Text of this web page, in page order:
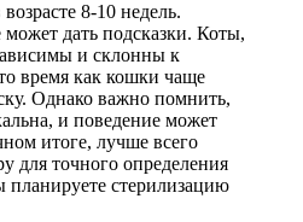
8-10 недель.
дать подсказки. Коты,
и склонны к
время как кошки чаще
Однако важно помнить,
и поведение может
итоге, лучше всего
для точного определения
планируете стерилизацию